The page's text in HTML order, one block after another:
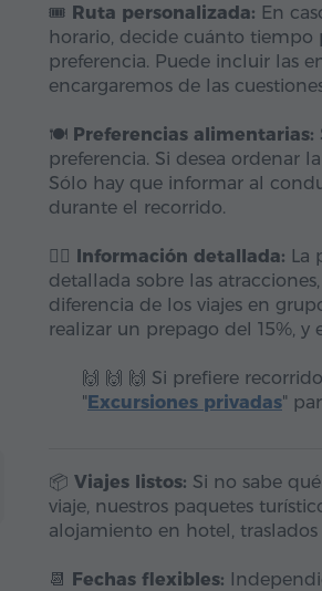
🎟️ Ruta personalizada: En
horario, decide cuánto tiempo
preferencia. Puede incluir las
encargaremos de las
🍽️ Preferencias alimentarias:
preferencia. Si desea ordenar
Sólo hay que informar al
durante el recorrido.
🚶‍♂️ Información detallada: La
detallada sobre las
diferencia de los viajes en
realizar un prepago del 15%,
🙌 🙌 🙌 Si prefiere
"Excursiones privadas"
📦 Viajes listos: Si no sabe
viaje, nuestros paquetes
alojamiento en hotel, traslados
📆 Fechas flexibles: